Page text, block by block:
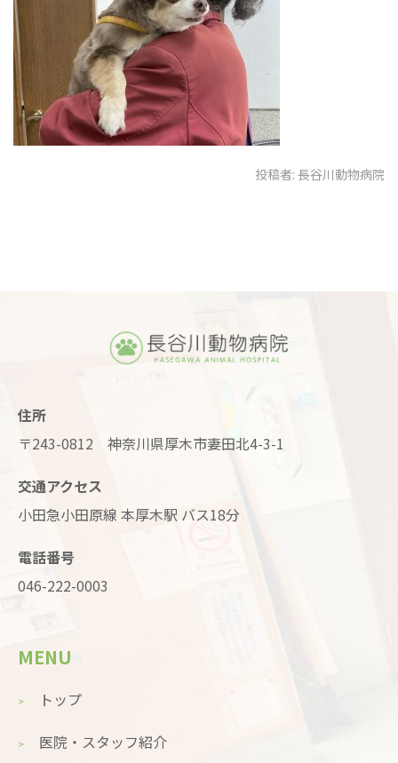
投稿者: 長谷川動物病院
住所
〒243-0812 神奈川県厚木市妻田北4-3-1
交通アクセス
小田急小田原線 本厚木駅 バス18分
電話番号
046-222-0003
MENU
トップ
医院・スタッフ紹介